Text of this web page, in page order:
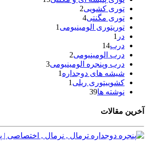
توری کشویی2
توری مگنتی4
توریتوری الومینیومی 1
در 1
درب14
درب الومینیومی2
درب وپنجره الومینیومی3
شیشه های دوجداره 1
کشوییتوری ریلی 1
نوشته ها39
آخرین مقالات